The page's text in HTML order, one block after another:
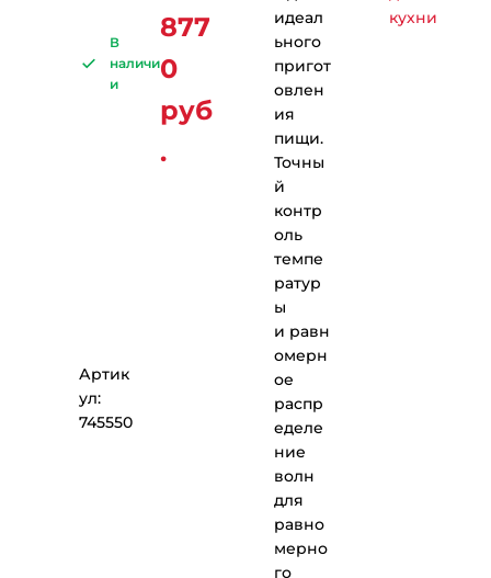
В
наличи
и
Артик
ул:
745550
877
0
руб
.
идеал
ьного
пригот
овлен
ия
пищи.
Точны
й
контр
оль
темпе
ратур
ы
и равн
омерн
ое
распр
еделе
ние
волн
для
равно
мерно
го
кухни